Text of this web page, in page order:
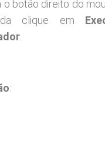
o botão direito do
clique em
: